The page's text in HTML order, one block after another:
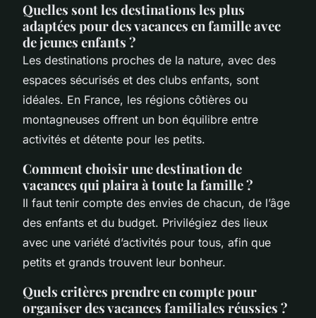
Quelles sont les destinations les plus
adaptées pour des vacances en famille avec
de jeunes enfants ?
Les destinations proches de la nature, avec des
espaces sécurisés et des clubs enfants, sont
idéales. En France, les régions côtières ou
montagneuses offrent un bon équilibre entre
activités et détente pour les petits.
Comment choisir une destination de
vacances qui plaira à toute la famille ?
Il faut tenir compte des envies de chacun, de l’âge
des enfants et du budget. Privilégiez des lieux
avec une variété d’activités pour tous, afin que
petits et grands trouvent leur bonheur.
Quels critères prendre en compte pour
organiser des vacances familiales réussies ?